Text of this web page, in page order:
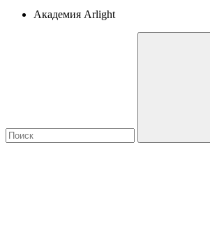
Академия Arlight